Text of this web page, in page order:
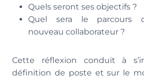
Quels seront ses objectifs ?
Quel sera le parcours
nouveau collaborateur ?
Cette réflexion conduit à
définition de poste et sur le